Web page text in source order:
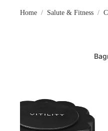
Home Salute & Fitness